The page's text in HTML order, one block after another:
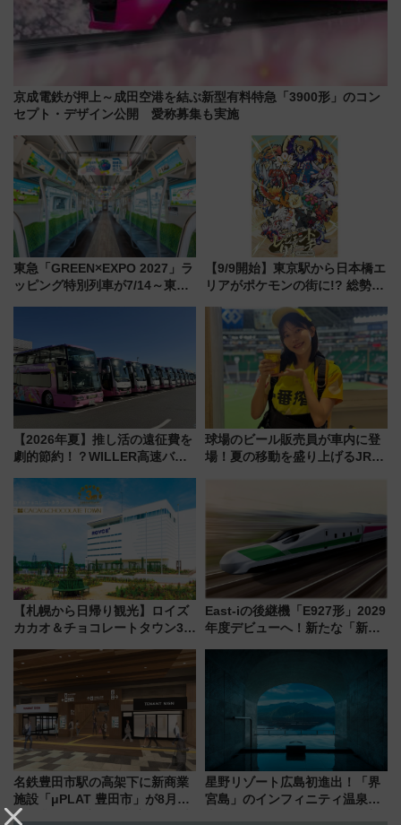
京成電鉄が押上～成田空港を結ぶ新型有料特急「3900形」のコン
セプト・デザイン公開 愛称募集も実施
東急「GREEN×EXPO 2027」ラ
ッピング特別列車が7/14～東
め
【9/9開始】東京駅から日本橋エ
リアがポケモンの街に!? 総勢
リサーチ」本格謎解き・グッズ
情報まとめ
【2026年夏】推し活の遠征費を
劇的節約！？WILLER高速バス
温泉の最強ルート 予約期間・
対象路線まとめ
球場のビール販売員が車内に登
場！夏の移動を盛り上げるJR九
【札幌から日帰り観光】ロイズ
カカオ＆チョコレートタウン3周
詰め放題を開催、ロイズタウン
駅からのアクセスも
East-iの後継機「E927形」2029
年度デビューへ！新たな「新幹
名鉄豊田市駅の高架下に新商業
施設「μPLAT 豊田市」が8月26
日開業！全8店舗が出店し街の新
星野リゾート広島初進出！「界
宮島」のインフィニティ温泉と